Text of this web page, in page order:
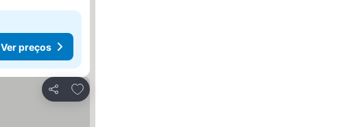
Ver preços
Partilhar
Adicionar aos favoritos